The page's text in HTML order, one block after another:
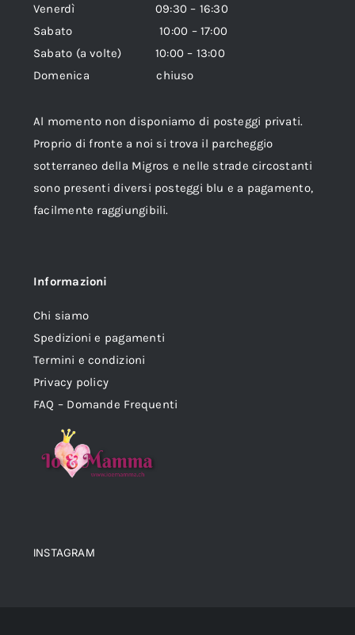
Venerdì 09:30 – 16:30
Sabato 10:00 – 17:00
Sabato (a volte) 10:00 – 13:00
Domenica chiuso
Al momento non disponiamo di posteggi privati.
Proprio di fronte a noi si trova il parcheggio
sotterraneo della Migros e nelle strade circostanti
sono presenti diversi posteggi blu e a pagamento,
facilmente raggiungibili.
Informazioni
Chi siamo
Spedizioni e pagamenti
Termini e condizioni
Privacy policy
FAQ – Domande Frequenti
INSTAGRAM